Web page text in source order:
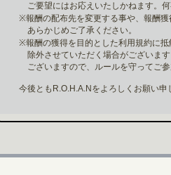
ご要望にはお応えいたしかねます。
※報酬の配布先を変更する事や、報酬
あらかじめご了承ください。
※報酬の獲得を目的とした利用規約に
除外させていただく場合がございま
ございますので、ルールを守ってご
今後ともR.O.H.A.Nをよろしくお願い申